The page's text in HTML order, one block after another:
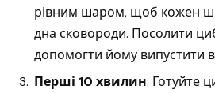
рівним шаром, щоб кожен
дна сковороди. Посолити
допомогти йому випустити
Перші 10 хвилин: Готуйте